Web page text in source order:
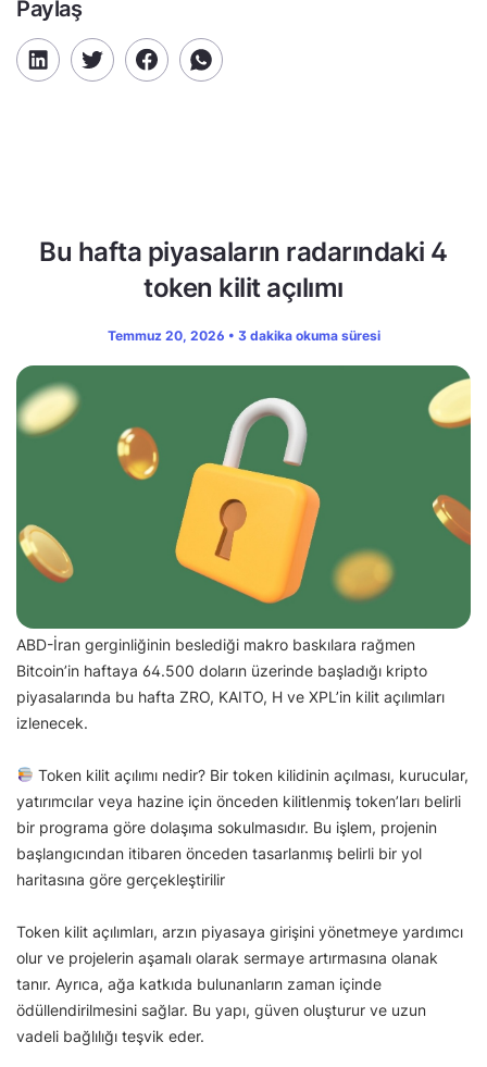
Paylaş
Bu hafta piyasaların radarındaki 4
token kilit açılımı
Temmuz 20, 2026 • 3 dakika okuma süresi
ABD-İran gerginliğinin beslediği makro baskılara rağmen
Bitcoin’in haftaya 64.500 doların üzerinde başladığı kripto
piyasalarında bu hafta ZRO, KAITO, H ve XPL’in kilit açılımları
izlenecek.
Token kilit açılımı nedir? Bir token kilidinin açılması, kurucular,
yatırımcılar veya hazine için önceden kilitlenmiş token’ları belirli
bir programa göre dolaşıma sokulmasıdır. Bu işlem, projenin
başlangıcından itibaren önceden tasarlanmış belirli bir yol
haritasına göre gerçekleştirilir
Token kilit açılımları, arzın piyasaya girişini yönetmeye yardımcı
olur ve projelerin aşamalı olarak sermaye artırmasına olanak
tanır. Ayrıca, ağa katkıda bulunanların zaman içinde
ödüllendirilmesini sağlar. Bu yapı, güven oluşturur ve uzun
vadeli bağlılığı teşvik eder.